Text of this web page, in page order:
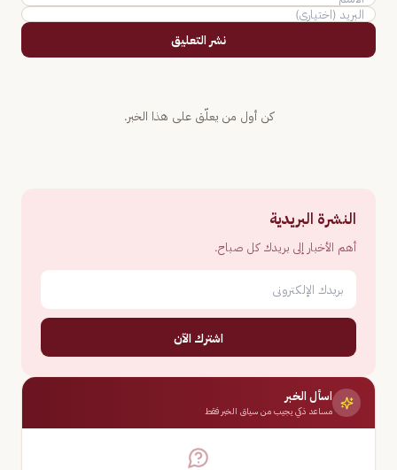
نشر التعليق
كن أول من يعلّق على هذا الخبر.
النشرة البريدية
أهم الأخبار إلى بريدك كل صباح.
اشترك الآن
اسأل الخبر
مساعد ذكي يجيب من سياق الخبر فقط